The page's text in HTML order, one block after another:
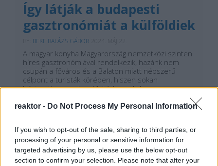
reaktor - Do Not Process My Personal Information
If you wish to opt-out of the sale, sharing to third parties, or
processing of your personal or sensitive information for
targeted advertising by us, please use the below opt-out
section to confirm your selection. Please note that after your
Így látják a budapesti
gasztronómiát a külföldiek
BEKE BALÁZS GÁBOR
A magyar konyha Magyarország nemzetközi szinten
híres gasztronómiával rendelkezik, hazánk nem
csupán a főváros és a Balaton miatt népszerű
célpont a turisták körében, hiszen sokan
kifejezetten azzal a céllal érkeznek, hogy a
helyszínen tapasztalják meg a messze földről híres
magyar vendéglátást és…
Tetszik 0